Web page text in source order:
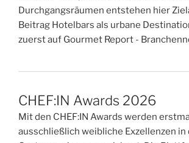
Durchgangsräumen entstehen hier
Beitrag Hotelbars als urbane
zuerst auf Gourmet Report -
CHEF:IN Awards 2026
Mit den CHEF:IN Awards werden
ausschließlich weibliche Exzellenzen in